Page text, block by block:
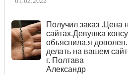
Получил заказ .Цена
сайтах.Девушка
объяснила,я
делать на вашем
г. Полтава
Александр